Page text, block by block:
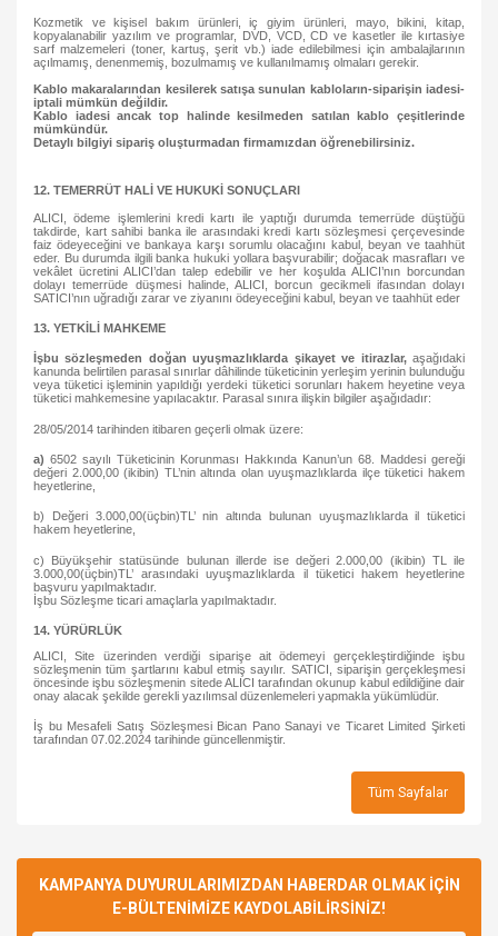
Kozmetik ve kişisel bakım ürünleri, iç giyim ürünleri, mayo, bikini, kitap,
kopyalanabilir yazılım ve programlar, DVD, VCD, CD ve kasetler ile kırtasiye
sarf malzemeleri (toner, kartuş, şerit vb.) iade edilebilmesi için ambalajlarının
açılmamış, denenmemiş, bozulmamış ve kullanılmamış olmaları gerekir.
Kablo makaralarından kesilerek satışa sunulan kabloların-siparişin iadesi-
iptali mümkün değildir.
Kablo iadesi ancak top halinde kesilmeden satılan kablo çeşitlerinde
mümkündür.
Detaylı bilgiyi sipariş oluşturmadan firmamızdan öğrenebilirsiniz.
12. TEMERRÜT HALİ VE HUKUKİ SONUÇLARI
ALICI, ödeme işlemlerini kredi kartı ile yaptığı durumda temerrüde düştüğü
takdirde, kart sahibi banka ile arasındaki kredi kartı sözleşmesi çerçevesinde
faiz ödeyeceğini ve bankaya karşı sorumlu olacağını kabul, beyan ve taahhüt
eder. Bu durumda ilgili banka hukuki yollara başvurabilir; doğacak masrafları ve
vekâlet ücretini ALICI’dan talep edebilir ve her koşulda ALICI’nın borcundan
dolayı temerrüde düşmesi halinde, ALICI, borcun gecikmeli ifasından dolayı
SATICI’nın uğradığı zarar ve ziyanını ödeyeceğini kabul, beyan ve taahhüt eder
13. YETKİLİ MAHKEME
İşbu sözleşmeden doğan uyuşmazlıklarda şikayet ve itirazlar,aşağıdaki
kanunda belirtilen parasal sınırlar dâhilinde tüketicinin yerleşim yerinin bulunduğu
veya tüketici işleminin yapıldığı yerdeki tüketici sorunları hakem heyetine veya
tüketici mahkemesine yapılacaktır. Parasal sınıra ilişkin bilgiler aşağıdadır:
28/05/2014 tarihinden itibaren geçerli olmak üzere:
a) 6502 sayılı Tüketicinin Korunması Hakkında Kanun’un 68. Maddesi gereği
değeri 2.000,00 (ikibin) TL’nin altında olan uyuşmazlıklarda ilçe tüketici hakem
heyetlerine,
b) Değeri 3.000,00(üçbin)TL’ nin altında bulunan uyuşmazlıklarda il tüketici
hakem heyetlerine,
c) Büyükşehir statüsünde bulunan illerde ise değeri 2.000,00 (ikibin) TL ile
3.000,00(üçbin)TL’ arasındaki uyuşmazlıklarda il tüketici hakem heyetlerine
başvuru yapılmaktadır.
İşbu Sözleşme ticari amaçlarla yapılmaktadır.
14. YÜRÜRLÜK
ALICI, Site üzerinden verdiği siparişe ait ödemeyi gerçekleştirdiğinde işbu
sözleşmenin tüm şartlarını kabul etmiş sayılır. SATICI, siparişin gerçekleşmesi
öncesinde işbu sözleşmenin sitede ALICI tarafından okunup kabul edildiğine dair
onay alacak şekilde gerekli yazılımsal düzenlemeleri yapmakla yükümlüdür.
İş bu Mesafeli Satış Sözleşmesi Bican Pano Sanayi ve Ticaret Limited Şirketi
tarafından 07.02.2024 tarihinde güncellenmiştir.
Tüm Sayfalar
KAMPANYA DUYURULARIMIZDAN HABERDAR OLMAK İÇİN
E-BÜLTENİMİZE KAYDOLABİLİRSİNİZ!